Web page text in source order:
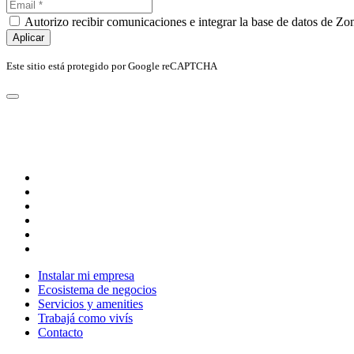
Autorizo recibir comunicaciones e integrar la base de datos de
Aplicar
Este sitio está protegido por Google reCAPTCHA
Instalar mi empresa
Ecosistema de negocios
Servicios y amenities
Trabajá como vivís
Contacto